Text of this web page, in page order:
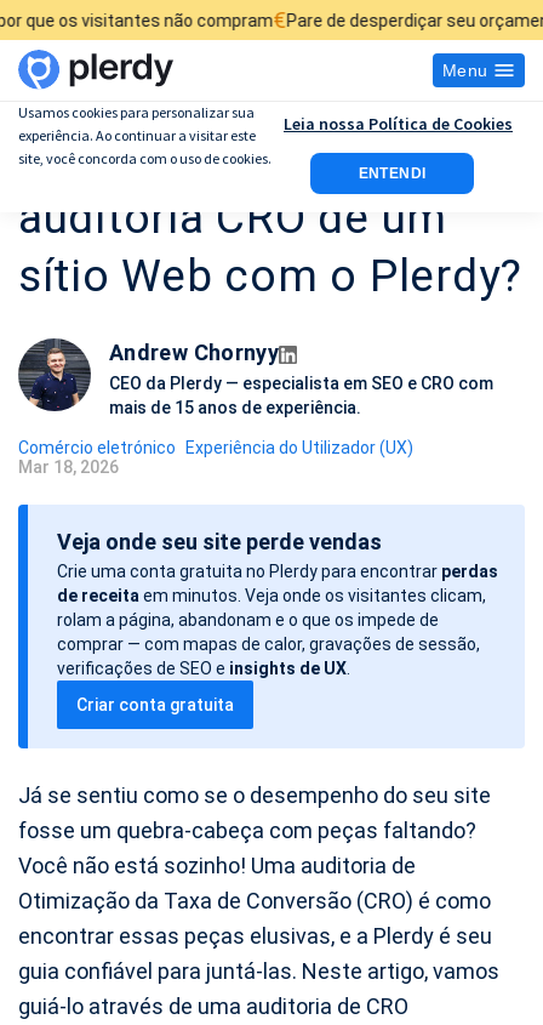
não compram€Pare de desperdiçar seu orçamento de
Menu
Como realizar uma
auditoria CRO de um
sítio Web com o Plerdy?
Andrew Chornyy
CEO da Plerdy — especialista em SEO e CRO com
mais de 15 anos de experiência.
Comércio eletrónico Experiência do Utilizador (UX)
D
a
t
g
o
Mar 18, 2026
Veja onde seu site perde vendas
Crie uma conta gratuita no Plerdy para encontrar perdas
de receita em minutos. Veja onde os visitantes clicam,
rolam a página, abandonam e o que os impede de
comprar — com mapas de calor, gravações de sessão,
verificações de SEO e insights de UX
Criar conta gratuita
Já se sentiu como se o desempenho do seu site
fosse um quebra-cabeça com peças faltando?
Você não está sozinho! Uma auditoria de
Otimização da Taxa de Conversão (CRO) é como
encontrar essas peças elusivas, e a Plerdy é seu
guia confiável para juntá-las. Neste artigo, vamos
guiá-lo através de uma auditoria de CRO
Usamos cookies para personalizar sua
experiência. Ao continuar a visitar este
site, você concorda com o uso de cookies.
ENTENDI
Leia nossa Política de Cookies